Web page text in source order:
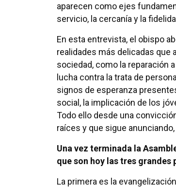
aparecen como ejes
servicio, la cercanía y la
En esta entrevista, el obispo
realidades más delicadas que
sociedad, como la reparación
lucha contra la trata de
signos de esperanza
social, la implicación de los
Todo ello desde una
raíces y que sigue
Una vez terminada la
que son hoy las tres
La primera es la